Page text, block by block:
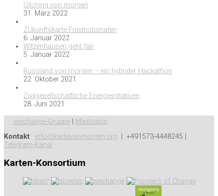
Gilching von morgen
31. März 2022
ZUkunftskarte Friedrichshafen
6. Januar 2022
Witzenhausen geht fair
5. Januar 2022
Russland von morgen – ein hybrider Hackathon
22. Oktober 2021
Zivilgesellschaftliche Energieinitiativen
28. Juni 2021
wechange-Gruppe
Mastodon
Kontakt: info@kartevonmorgen.org | +491573-4448245 |
Telegram-Kanal
Karten-Konsortium